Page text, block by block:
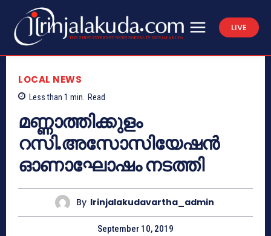
LIVE
LOCAL NEWS
Less than 1 min. Read
മണ്ണാത്തിക്കുളം
റസി.അസോസിയേഷന്‍
ഓണാഘോഷം നടത്തി
By Irinjalakudavartha_admin
September 10, 2019